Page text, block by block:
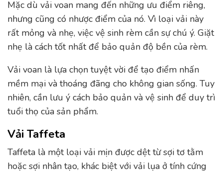
Mặc dù vải voan mang đến những ưu điểm riêng,
nhưng cũng có nhược điểm của nó. Vì loại vải này
rất mỏng và nhẹ, việc vệ sinh rèm cần sự chú ý. Giặt
nhẹ là cách tốt nhất để bảo quản độ bền của rèm.
Vải voan là lựa chọn tuyệt vời để tạo điểm nhấn
mềm mại và thoáng đãng cho không gian sống. Tuy
nhiên, cần lưu ý cách bảo quản và vệ sinh để duy trì
tuổi thọ của sản phẩm.
Vải Taffeta
Taffeta là một loại vải mịn được dệt từ sợi tơ tằm
hoặc sợi nhân tạo, khác biệt với vải lụa ở tính cứng